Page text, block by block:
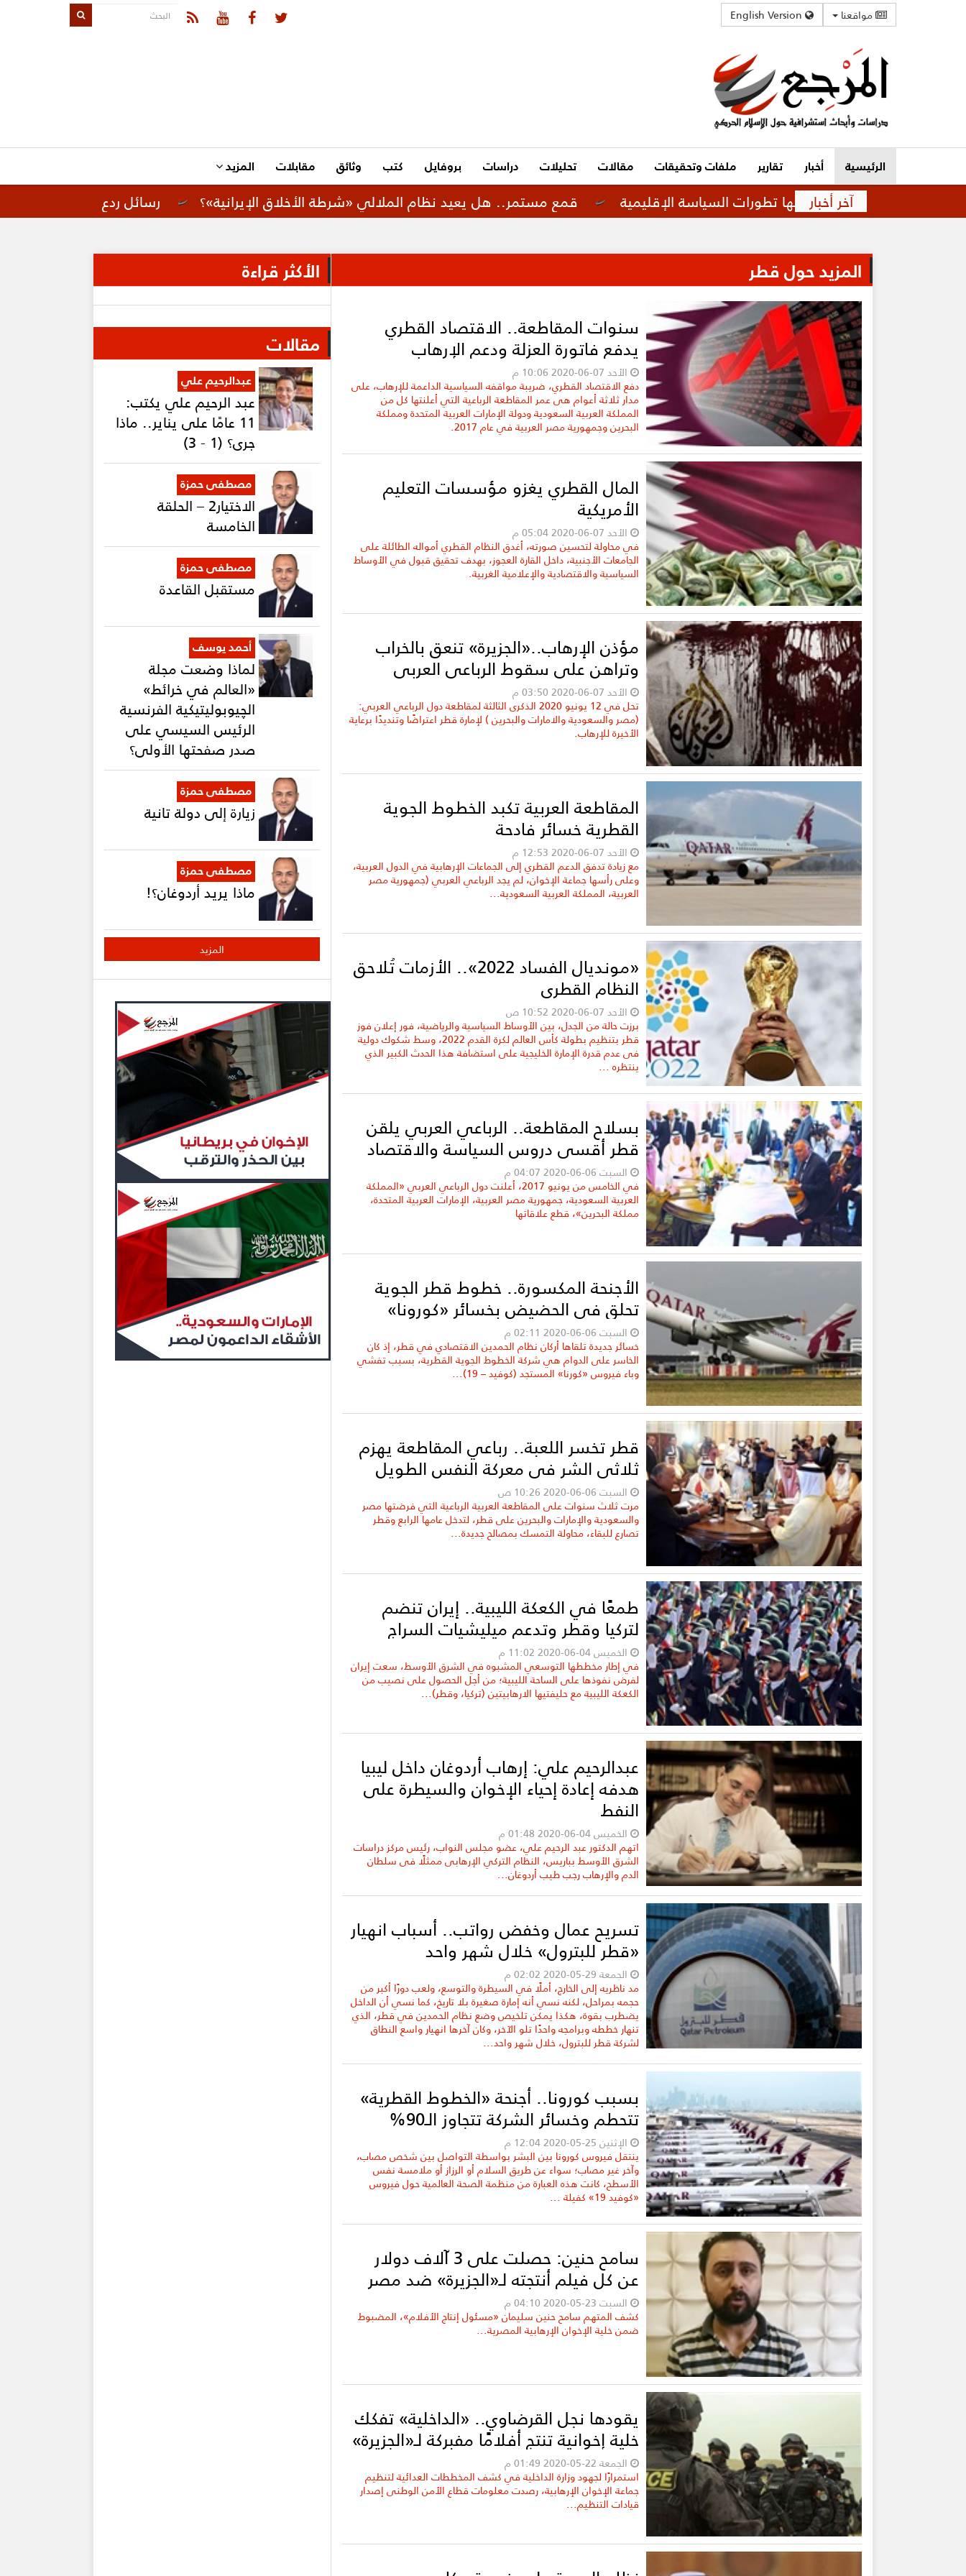
مواقعنا
الرئيسية أخبار تقارير ملفات وتحقيقات مقالات تحليلات دراسات بروفايل كتب وثائق مقابلات المزيد
آخر أخبار رسائل ردع لإيران.. تحركات أمريكية قمع مستمر.. هل يعيد نظام الملالي «شرطة الأخلاق الإيرانية»؟ متوترة تفرضها تطورات السياسة الإقليمية
المزيد حول قطر
سنوات المقاطعة.. الاقتصاد القطري
يدفع فاتورة العزلة ودعم الإرهاب
الأحد 07-06-2020 10:06 م
دفع الاقتصاد القطري، ضريبة مواقفه السياسية الداعمة للإرهاب، على
مدار ثلاثة أعوام هى عمر المقاطعة الرباعية التي أعلنتها كل من
المملكة العربية السعودية ودولة الإمارات العربية المتحدة ومملكة
البحرين وجمهورية مصر العربية في عام 2017.
المال القطري يغزو مؤسسات التعليم
الأمريكية
الأحد 07-06-2020 05:04 م
في محاولة لتحسين صورته، أغدق النظام القطري أمواله الطائلة على
الجامعات الأجنبية، داخل القارة العجوز، بهدف تحقيق قبول في الأوساط
السياسية والاقتصادية والإعلامية الغربية.
مؤذن الإرهاب..«الجزيرة» تنعق بالخراب
وتراهن على سقوط الرباعي العربي
الأحد 07-06-2020 03:50 م
تحل في 12 يونيو 2020 الذكرى الثالثة لمقاطعة دول الرباعي العربي:
(مصر والسعودية والامارات والبحرين ) لإمارة قطر اعتراضًا وتنديدًا برعاية
الأخيرة للإرهاب.
المقاطعة العربية تكبد الخطوط الجوية
القطرية خسائر فادحة
الأحد 07-06-2020 12:53 م
مع زيادة تدفق الدعم القطري إلى الجماعات الإرهابية في الدول العربية،
وعلى رأسها جماعة الإخوان، لم يجد الرباعي العربي (جمهورية مصر
العربية، المملكة العربية السعودية...
«مونديال الفساد 2022».. الأزمات تُلاحق
النظام القطري
الأحد 07-06-2020 10:52 ص
برزت حالة من الجدل، بين الأوساط السياسية والرياضية، فور إعلان فوز
قطر بتنظيم بطولة كأس العالم لكرة القدم 2022، وسط شكوك دولية
فى عدم قدرة الإمارة الخليجية على استضافة هذا الحدث الكبير الذي
ينتظره ...
بسلاح المقاطعة.. الرباعي العربي يلقن
قطر أقسى دروس السياسة والاقتصاد
السبت 06-06-2020 04:07 م
في الخامس من يونيو 2017، أعلنت دول الرباعي العربي «المملكة
العربية السعودية، جمهورية مصر العربية، الإمارات العربية المتحدة،
مملكة البحرين»، قطع علاقاتها
الأجنحة المكسورة.. خطوط قطر الجوية
تحلق في الحضيض بخسائر «كورونا»
السبت 06-06-2020 02:11 م
خسائر جديدة تلقاها أركان نظام الحمدين الاقتصادي في قطر، إذ كان
الخاسر على الدوام هي شركة الخطوط الجوية القطرية، بسبب تفشي
وباء فيروس «كورنا» المستجد (كوفيد – 19)...
قطر تخسر اللعبة.. رباعي المقاطعة يهزم
ثلاثي الشر في معركة النفس الطويل
السبت 06-06-2020 10:26 ص
مرت ثلاث سنوات على المقاطعة العربية الرباعية التي فرضتها مصر
والسعودية والإمارات والبحرين على قطر، لتدخل عامها الرابع وقطر
تصارع للبقاء، محاولة التمسك بمصالح جديدة...
طمعًا في الكعكة الليبية.. إيران تنضم
لتركيا وقطر وتدعم ميليشيات السراج
الخميس 04-06-2020 11:02 م
في إطار مخططها التوسعي المشبوه في الشرق الأوسط، سعت إيران
لفرض نفوذها على الساحة الليبية؛ من أجل الحصول على نصيب من
الكعكة الليبية مع حليفتيها الارهابيتين (تركيا، وقطر)...
عبدالرحيم علي: إرهاب أردوغان داخل ليبيا
هدفه إعادة إحياء الإخوان والسيطرة على
النفط
الخميس 04-06-2020 01:48 م
اتهم الدكتور عبد الرحيم علي، عضو مجلس النواب، رئيس مركز دراسات
الشرق الأوسط بباريس، النظام التركي الإرهابى ممثلًا فى سلطان
الدم والإرهاب رجب طيب أردوغان...
تسريح عمال وخفض رواتب.. أسباب انهيار
«قطر للبترول» خلال شهر واحد
الجمعة 29-05-2020 02:02 م
مد ناظريه إلى الخارج، أملًا في السيطرة والتوسع، ولعب دورًا أكبر من
حجمه بمراحل، لكنه نسي أنه إمارة صغيرة بلا تاريخ، كما نسي أن الداخل
يضطرب بقوة، هكذا يمكن تلخيص وضع نظام الحمدين في قطر، الذي
تنهار خططه وبرامجه واحدًا تلو الآخر، وكان آخرها انهيار واسع النطاق
لشركة قطر للبترول، خلال شهر واحد...
بسبب كورونا.. أجنحة «الخطوط القطرية»
تتحطم وخسائر الشركة تتجاوز الـ90%
الإثنين 25-05-2020 12:04 م
ينتقل فيروس كورونا بين البشر بواسطة التواصل بين شخص مصاب،
وآخر غير مصاب؛ سواء عن طريق السلام أو الرزاز أو ملامسة نفس
الأسطح، كانت هذه العبارة من منظمة الصحة العالمية حول فيروس
«كوفيد 19» كفيلة ...
سامح حنين: حصلت على 3 آلاف دولار
عن كل فيلم أنتجته لـ«الجزيرة» ضد مصر
السبت 23-05-2020 04:10 م
كشف المتهم سامح حنين سليمان «مسئول إنتاج الأفلام»، المضبوط
ضمن خلية الإخوان الإرهابية المصرية...
يقودها نجل القرضاوي.. «الداخلية» تفكك
خلية إخوانية تنتج أفلامًا مفبركة لـ«الجزيرة»
الجمعة 22-05-2020 01:49 م
استمرارًا لجهود وزارة الداخلية في كشف المخططات العدائية لتنظيم
جماعة الإخوان الإرهابية، رصدت معلومات قطاع الأمن الوطنى إصدار
قيادات التنظيم...
الأكثر قراءة
مقالات
عبدالرحيم علي
عبد الرحيم علي يكتب:
11 عامًا على يناير.. ماذا
جرى؟ (1 - 3)
مصطفى حمزة
الاختيار2 – الحلقة
الخامسة
مصطفى حمزة
مستقبل القاعدة
أحمد يوسف
لماذا وضعت مجلة
«العالم في خرائط»
الچيوبوليتيكية الفرنسية
الرئيس السيسي على
صدر صفحتها الأولى؟
مصطفى حمزة
زيارة إلى دولة تانية
مصطفى حمزة
ماذا يريد أردوغان؟!
المزيد